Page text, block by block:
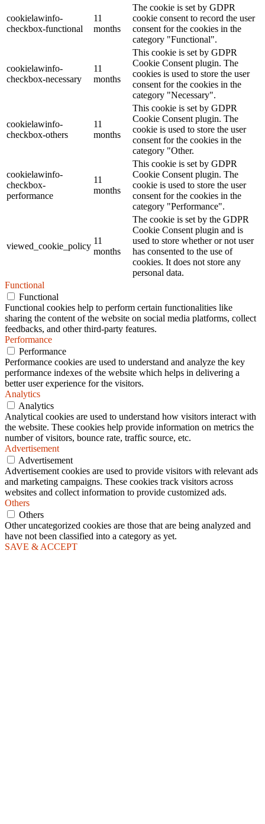
cookielawinfo-
checkbox-functional
11
months
The cookie is set by GDPR
cookie consent to record the user
consent for the cookies in the
category "Functional".
cookielawinfo-
checkbox-necessary
11
months
This cookie is set by GDPR
Cookie Consent plugin. The
cookies is used to store the user
consent for the cookies in the
category "Necessary".
cookielawinfo-
checkbox-others
11
months
This cookie is set by GDPR
Cookie Consent plugin. The
cookie is used to store the user
consent for the cookies in the
category "Other.
cookielawinfo-
checkbox-
performance
11
months
This cookie is set by GDPR
Cookie Consent plugin. The
cookie is used to store the user
consent for the cookies in the
category "Performance".
viewed_cookie_policy
11
months
The cookie is set by the GDPR
Cookie Consent plugin and is
used to store whether or not user
has consented to the use of
cookies. It does not store any
personal data.
Functional
Functional
Functional cookies help to perform certain functionalities like
sharing the content of the website on social media platforms, collect
feedbacks, and other third-party features.
Performance
Performance
Performance cookies are used to understand and analyze the key
performance indexes of the website which helps in delivering a
better user experience for the visitors.
Analytics
Analytics
Analytical cookies are used to understand how visitors interact with
the website. These cookies help provide information on metrics the
number of visitors, bounce rate, traffic source, etc.
Advertisement
Advertisement
Advertisement cookies are used to provide visitors with relevant ads
and marketing campaigns. These cookies track visitors across
websites and collect information to provide customized ads.
Others
Others
Other uncategorized cookies are those that are being analyzed and
have not been classified into a category as yet.
SAVE & ACCEPT